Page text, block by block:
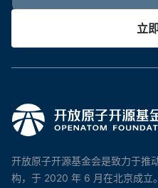
立
开放原子开源基金会是致力于推
构，于 2020 年 6 月在北京成立。